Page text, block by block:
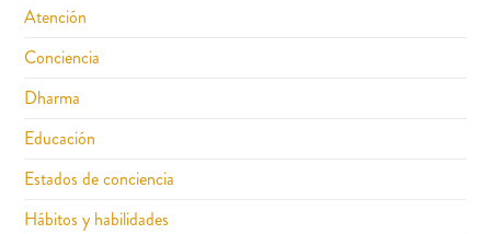
Atención
Conciencia
Dharma
Educación
Estados de conciencia
Hábitos y habilidades